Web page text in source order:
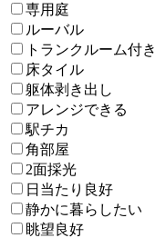
専用庭
ルーバル
トランクルーム付き
床タイル
躯体剥き出し
アレンジできる
駅チカ
角部屋
2面採光
日当たり良好
静かに暮らしたい
眺望良好